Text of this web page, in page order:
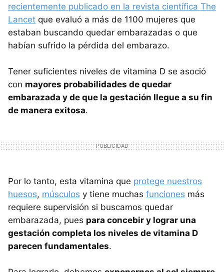
recientemente publicado en la revista científica The
Lancet que evaluó a más de 1100 mujeres que
estaban buscando quedar embarazadas o que
habían sufrido la pérdida del embarazo.
Tener suficientes niveles de vitamina D se asoció
con mayores probabilidades de quedar
embarazada y de que la gestación llegue a su fin
de manera exitosa.
Por lo tanto, esta vitamina que protege nuestros
huesos, músculos y tiene muchas funciones más
requiere supervisión si buscamos quedar
embarazada, pues para concebir y lograr una
gestación completa los niveles de vitamina D
parecen fundamentales.